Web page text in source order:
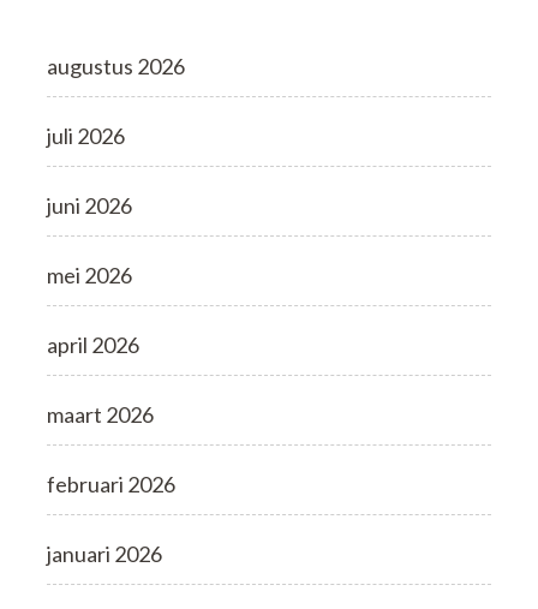
augustus 2026
juli 2026
juni 2026
mei 2026
april 2026
maart 2026
februari 2026
januari 2026